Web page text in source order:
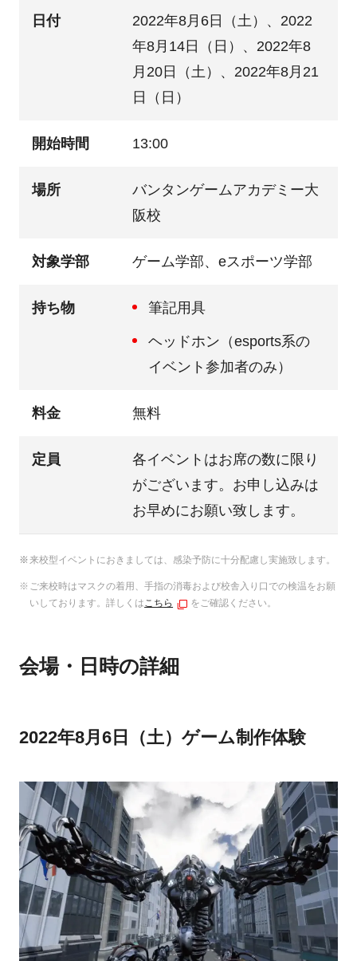
日付
2022年8月6日（土）、2022
年8月14日（日）、2022年8
月20日（土）、2022年8月21
日（日）
開始時間 13:00
場所
バンタンゲームアカデミー大
阪校
対象学部 ゲーム学部、eスポーツ学部
持ち物 筆記用具
ヘッドホン（esports系の
イベント参加者のみ）
料金 無料
定員
各イベントはお席の数に限り
がございます。お申し込みは
お早めにお願い致します。
来校型イベントにおきましては、感染予防に十分配慮し実施致します。
ご来校時はマスクの着用、手指の消毒および校舎入り口での検温をお願
いしております。詳しくはこちら をご確認ください。
会場・日時の詳細
2022年8月6日（土）ゲーム制作体験